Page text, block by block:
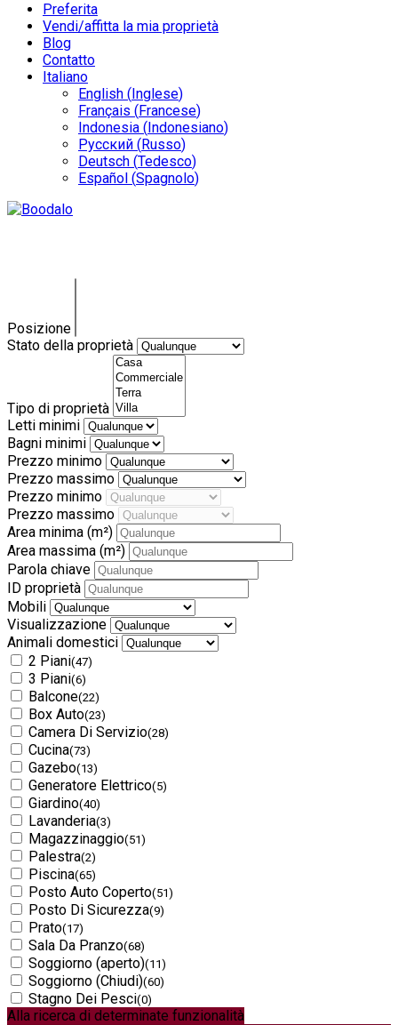
Preferita
Vendi/affitta la mia proprietà
Blog
Contatto
Italiano
English (Inglese)
Français (Francese)
Indonesia (Indonesiano)
Русский (Russo)
Deutsch (Tedesco)
Español (Spagnolo)
Posizione
Stato della proprietà
Tipo di proprietà
Letti minimi
Bagni minimi
Prezzo minimo
Prezzo massimo
Prezzo minimo
Prezzo massimo
Area minima (m²)
Area massima (m²)
Parola chiave
ID proprietà
Mobili
Visualizzazione
Animali domestici
2 Piani(47)
3 Piani(6)
Balcone(22)
Box Auto(23)
Camera Di Servizio(28)
Cucina(73)
Gazebo(13)
Generatore Elettrico(5)
Giardino(40)
Lavanderia(3)
Magazzinaggio(51)
Palestra(2)
Piscina(65)
Posto Auto Coperto(51)
Posto Di Sicurezza(9)
Prato(17)
Sala Da Pranzo(68)
Soggiorno (aperto)(11)
Soggiorno (Chiudi)(60)
Stagno Dei Pesci(0)
Alla ricerca di determinate funzionalità